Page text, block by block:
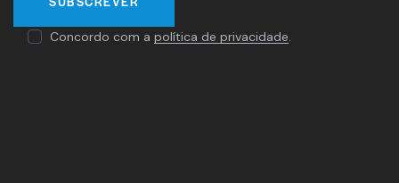
Concordo com apolítica de privacidade.